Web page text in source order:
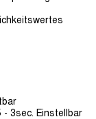
3sec. Einstellbar